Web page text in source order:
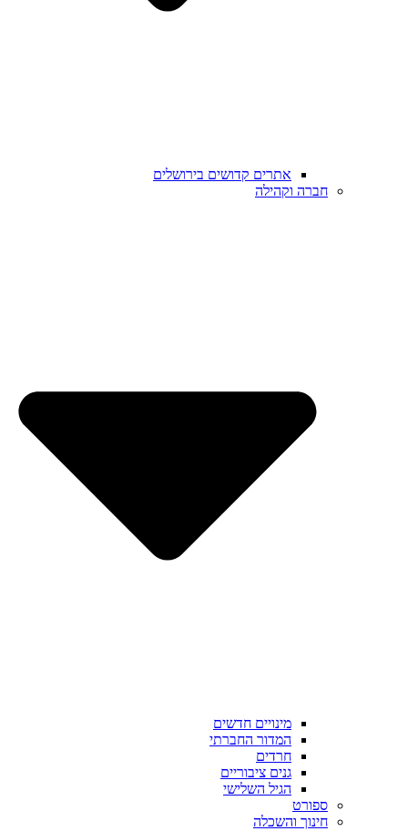
אתרים קדושים בירושלים
חברה וקהילה
מינויים חדשים
המדור החברתי
חרדים
גנים ציבוריים
הגיל השלישי
ספורט
חינוך והשכלה